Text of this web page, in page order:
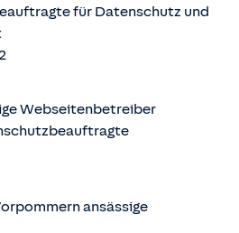
für Datenschutz und
Webseitenbetreiber
ansässige